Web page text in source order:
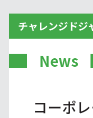
チャレンジドジ
News
コーポ